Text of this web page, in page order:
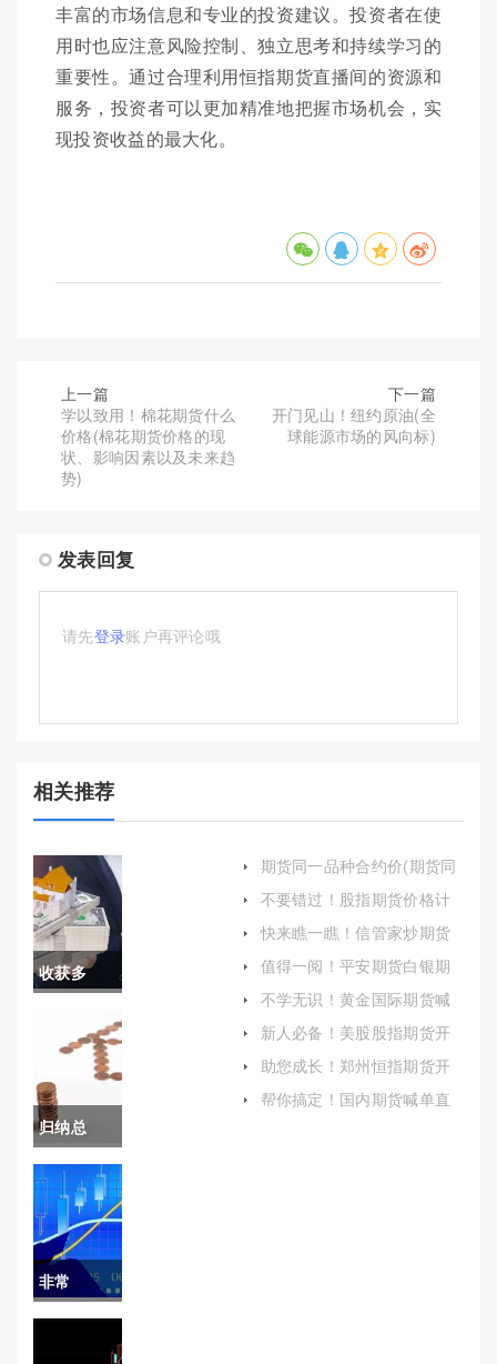
丰富的市场信息和专业的投资建议。投资者在使
用时也应注意风险控制、独立思考和持续学习的
重要性。通过合理利用恒指期货直播间的资源和
服务，投资者可以更加精准地把握市场机会，实
现投资收益的最大化。
上一篇
学以致用！棉花期货什么
价格(棉花期货价格的现
状、影响因素以及未来趋
势)
下一篇
开门见山！纽约原油(全
球能源市场的风向标)
发表回复
请先登录账户再评论哦
相关推荐
收获多
顺期货白
银保证金
(同花顺白
银期货保
证金是多
少)
归纳总
结！外盘
原油期货
平台开户
(美原油期
非常
nice！期
期货同一品种合约价(期货同
一品种合约价格不一样)
不要错过！股指期货价格计
算公式(计算公式详解)
快来瞧一瞧！信管家炒期货
安全吗(功能齐全、交易便捷)
值得一阅！平安期货白银期
货手续费(平安期货目前手续
费多少)
不学无识！黄金国际期货喊
单：解析、风险与应对策略
新人必备！美股股指期货开
户（确保投资者能够熟悉市
场规则和交易流程）
助您成长！郑州恒指期货开
户平台（提供恒生指数期货
交易服务的在线平台）
帮你搞定！国内期货喊单直